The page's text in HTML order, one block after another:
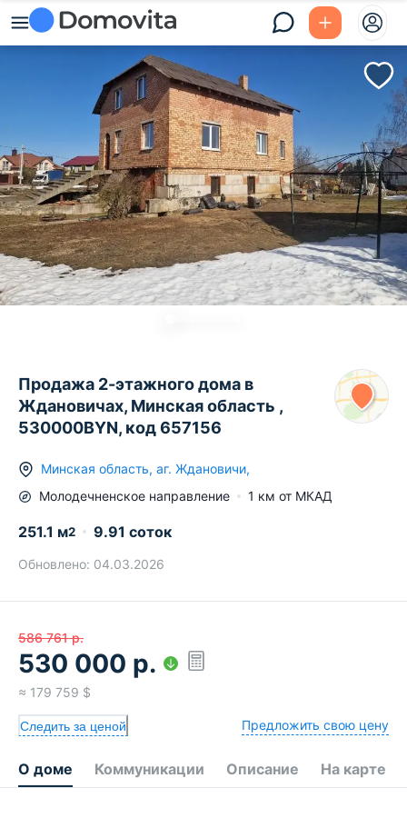
Продажа 2-этажного дома в
Ждановичах, Минская область ,
530000BYN, код 657156
Минская область, аг. Ждановичи,
Молодечненское направление 1 км от МКАД
251.1 м2 9.91 соток
Обновлено: 04.03.2026
586 761 р.
530 000 р.
≈ 179 759 $
Следить за ценой Предложить свою цену
О доме Коммуникации Описание На карте